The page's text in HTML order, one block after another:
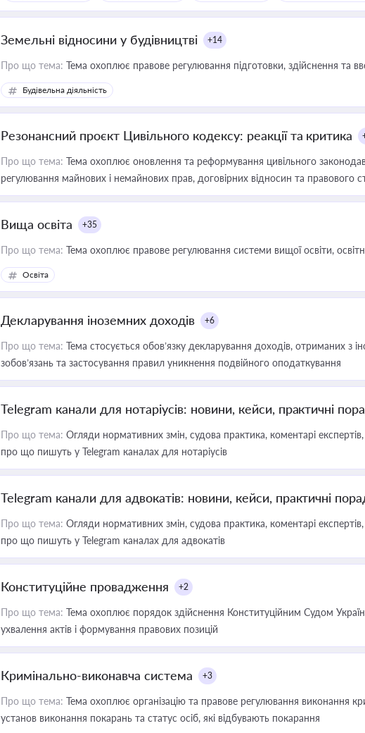
Земельні відносини у будівництві +14
Про що тема: Тема охоплює правове регулювання підготовки, здійснення та
Будівельна діяльність
Резонансний проєкт Цивільного кодексу: реакції та критика
Про що тема: Тема охоплює оновлення та реформування цивільного
регулювання майнових і немайнових прав, договірних відносин та правового
Вища освіта +35
Про що тема: Тема охоплює правове регулювання системи вищої освіти,
Освіта
Декларування іноземних доходів +6
Про що тема: Тема стосується обов’язку декларування доходів, отриманих з
зобов’язань та застосування правил уникнення подвійного оподаткування
Telegram канали для нотаріусів: новини, кейси, практичні
Про що тема: Огляди нормативних змін, судова практика, коментарі
про що пишуть у Telegram каналах для нотаріусів
Telegram канали для адвокатів: новини, кейси, практичні
Про що тема: Огляди нормативних змін, судова практика, коментарі
про що пишуть у Telegram каналах для адвокатів
Конституційне провадження +2
Про що тема: Тема охоплює порядок здійснення Конституційним Судом
ухвалення актів і формування правових позицій
Кримінально-виконавча система +3
Про що тема: Тема охоплює організацію та правове регулювання виконання
установ виконання покарань та статус осіб, які відбувають покарання